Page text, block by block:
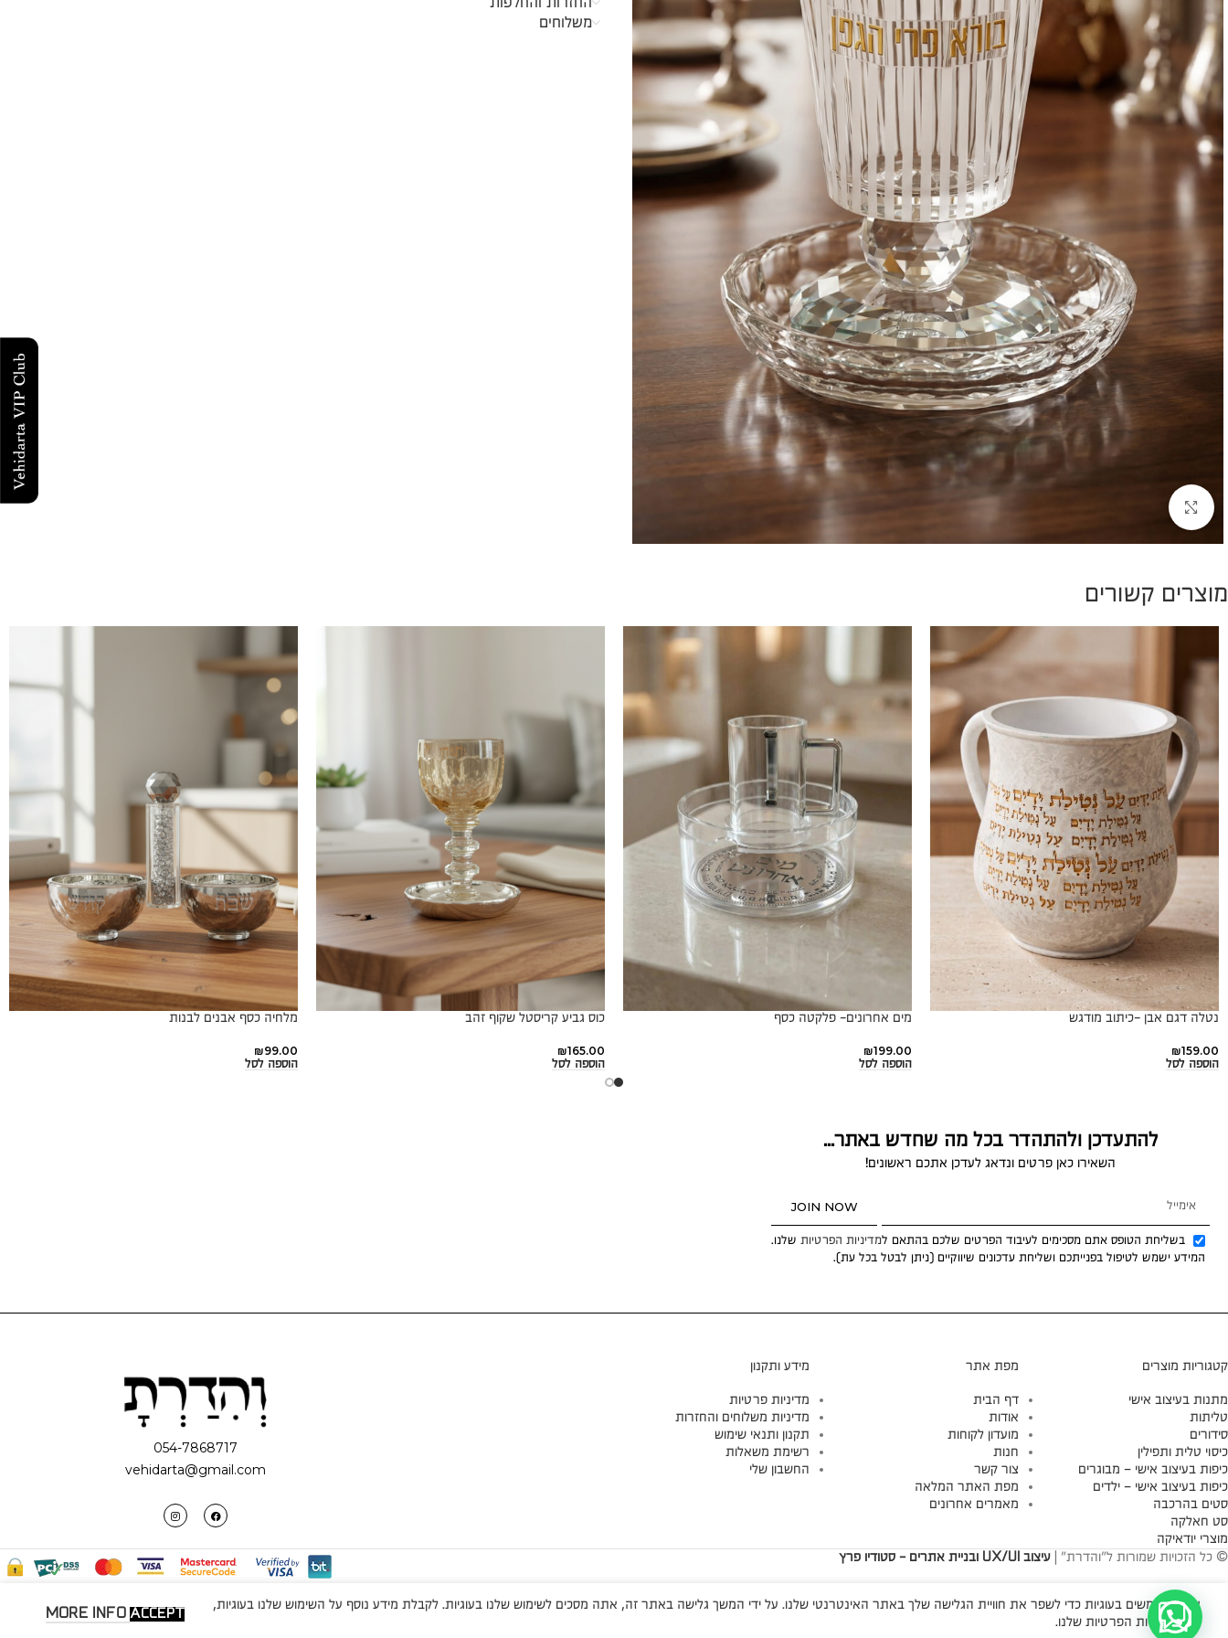
משלוחים
מוצרים קשורים
נטלה דגם אבן -כיתוב מודגש
₪159.00
הוספה לסל
מים אחרונים- פלקטה כסף
₪199.00
הוספה לסל
כוס גביע קריסטל שקוף זהב
₪165.00
הוספה לסל
מלחיה כסף אבנים לבנות
₪99.00
הוספה לסל
להתעדכן ולהתהדר בכל מה שחדש באתר...
השאירו כאן פרטים ונדאג לעדכן אתכם ראשונים!
בשליחת הטופס אתם מסכימים לעיבוד הפרטים שלכם בהתאם למדיניות הפרטיות שלנו.
המידע ישמש לטיפול בפנייתכם ושליחת עדכונים שיווקיים (ניתן לבטל בכל עת).
JOIN NOW
קטגוריות מוצרים
מתנות בעיצוב אישי
טליתות
סידורים
כיסוי טלית ותפילין
כיפות בעיצוב אישי – מבוגרים
כיפות בעיצוב אישי – ילדים
סטים בהרכבה
סט חאלקה
מוצרי יודאיקה
מפת אתר
דף הבית
אודות
מועדון לקוחות
חנות
צור קשר
מפת האתר המלאה
מאמרים אחרונים
מידע ותקנון
מדיניות פרטיות
מדיניות משלוחים והחזרות
תקנון ותנאי שימוש
רשימת משאלות
החשבון שלי
054-7868717
vehidarta@gmail.com
© כל הזכויות שמורות ל"והדרת" | עיצוב UX/UI ובניית אתרים - סטודיו פרץ
אנו משתמשים בעוגיות כדי לשפר את חוויית הגלישה שלך באתר האינטרנטי שלנו. על ידי המשך גלישה באתר זה, אתה מסכים לשימוש שלנו בעוגיות. לקבלת מידע נוסף על השימוש שלנו בעוגיות,
עיין במדיניות הפרטיות שלנו.
MORE INFO ACCEPT